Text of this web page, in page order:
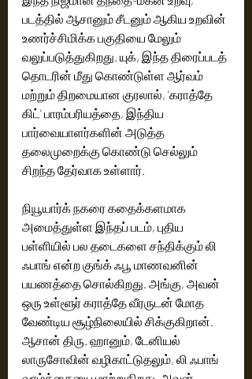
படத்தில் ஆசானும் சீடனும் ஆகிய உறவின்
உணர்ச்சிமிக்க பகுதியை மேலும்
வலுப்படுத்துகிறது. யுக், இந்த திரைப்படத்
தொடரின் மீது கொண்டுள்ள ஆர்வம்
மற்றும் திறமையான குரலால், 'கராத்தே
கிட்' பாரம்பரியத்தை, இந்திய
பார்வையாளர்களின் அடுத்த
தலைமுறைக்கு கொண்டு செல்லும்
சிறந்த தேர்வாக உள்ளார்.
நியூயார்க் நகரை கதைக்களமாக
அமைத்துள்ள இந்தப் படம், புதிய
பள்ளியில் பல தடைகளை சந்திக்கும் லி
ஃபாங் என்ற குங்க் ஃபூ மாணவனின்
பயணத்தை சொல்கிறது. அங்கு, அவன்
ஒரு உள்ளூர் கராத்தே வீரருடன் மோத
வேண்டிய சூழ்நிலையில் சிக்குகிறான்.
ஆசான் திரு. ஹானும், டேனியல்
லாருசோவின் வழிகாட்டுதலும், லி ஃபாங்